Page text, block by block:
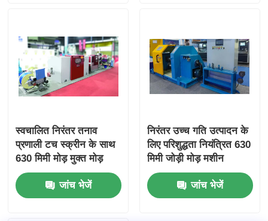
स्वचालित निरंतर तनाव
प्रणाली टच स्क्रीन के साथ
630 मिमी मोड़ मुक्त मोड़
मशीन
जांच भेजें
निरंतर उच्च गति उत्पादन के
लिए परिशुद्धता नियंत्रित 630
मिमी जोड़ी मोड़ मशीन
जांच भेजें